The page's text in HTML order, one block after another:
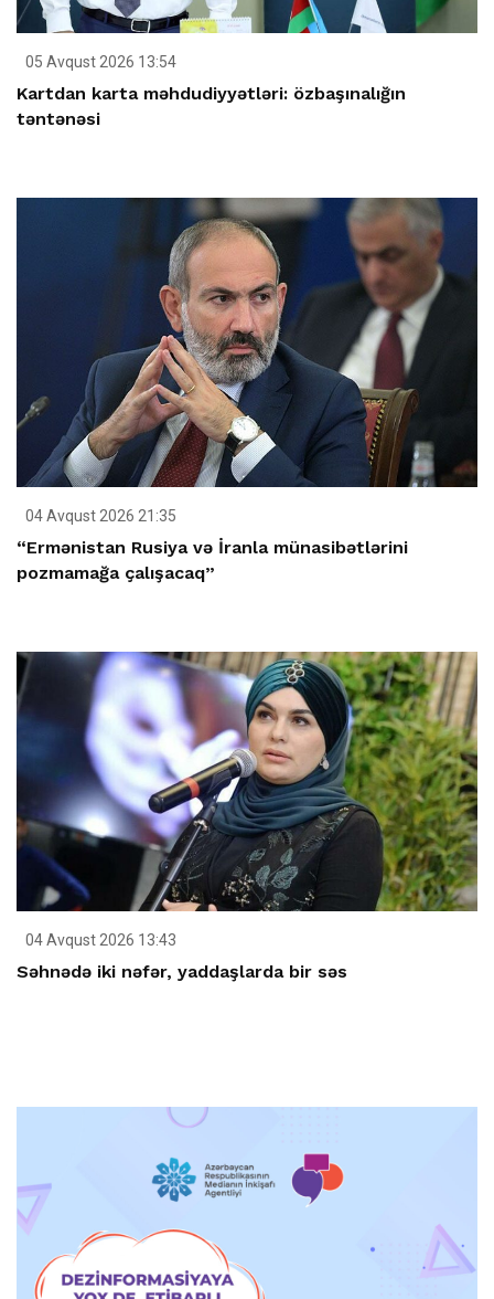
05 Avqust 2026 13:54
Kartdan karta məhdudiyyətləri: özbaşınalığın
təntənəsi
04 Avqust 2026 21:35
“Ermənistan Rusiya və İranla münasibətlərini
pozmamağa çalışacaq”
04 Avqust 2026 13:43
Səhnədə iki nəfər, yaddaşlarda bir səs